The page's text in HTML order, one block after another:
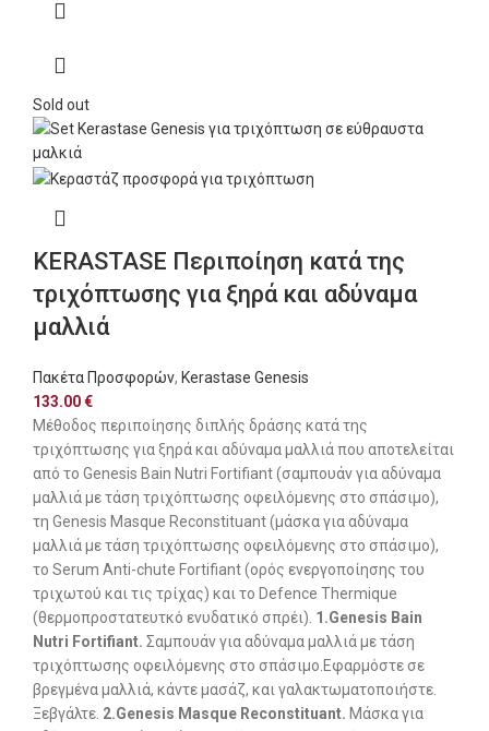
Sold out
KERASTASE Περιποίηση κατά της
τριχόπτωσης για ξηρά και αδύναμα
μαλλιά
Πακέτα Προσφορών, Kerastase Genesis
133.00€
Μέθοδος περιποίησης διπλής δράσης κατά της
τριχόπτωσης για ξηρά και αδύναμα μαλλιά που αποτελείται
από το Genesis Bain Nutri Fortifiant (σαμπουάν για αδύναμα
μαλλιά με τάση τριχόπτωσης οφειλόμενης στο σπάσιμο),
τη Genesis Masque Reconstituant (μάσκα για αδύναμα
μαλλιά με τάση τριχόπτωσης οφειλόμενης στο σπάσιμο),
το Serum Anti-chute Fortifiant (ορός ενεργοποίησης του
τριχωτού και τις τρίχας) και το Defence Thermique
(θερμοπροστατευτκό ενυδατικό σπρέι). 1.Genesis Bain
Nutri Fortifiant. Σαμπουάν για αδύναμα μαλλιά με τάση
τριχόπτωσης οφειλόμενης στο σπάσιμο.Εφαρμόστε σε
βρεγμένα μαλλιά, κάντε μασάζ, και γαλακτωματοποιήστε.
Ξεβγάλτε. 2.Genesis Masque Reconstituant. Μάσκα για